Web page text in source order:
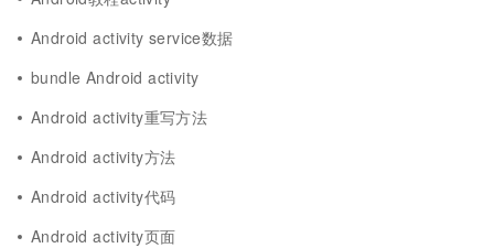
Android activity service数据
bundle Android activity
Android activity重写方法
Android activity方法
Android activity代码
Android activity页面